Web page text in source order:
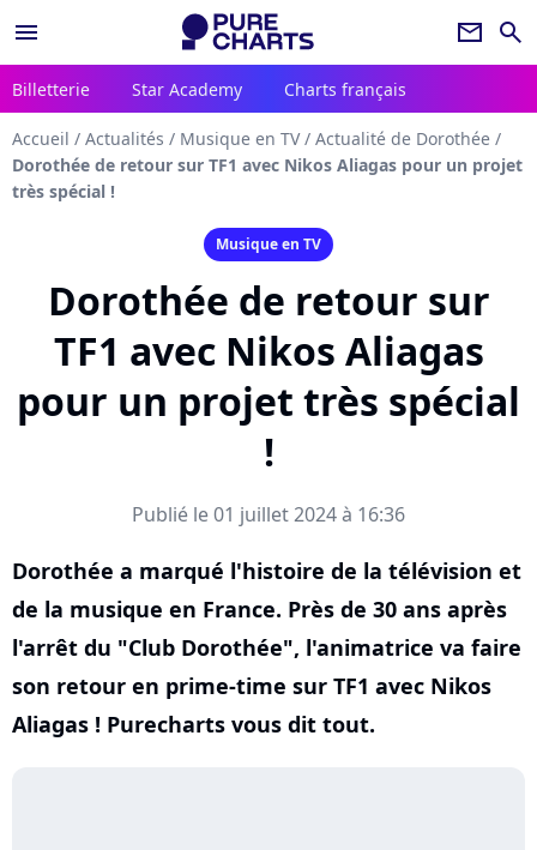
menu newsletter search
Billetterie Star Academy Charts français
Accueil / Actualités / Musique en TV / Actualité de Dorothée /
Dorothée de retour sur TF1 avec Nikos Aliagas pour un projet
très spécial !
Musique en TV
Dorothée de retour sur
TF1 avec Nikos Aliagas
pour un projet très spécial
!
Publié le 01 juillet 2024 à 16:36
Dorothée a marqué l'histoire de la télévision et
de la musique en France. Près de 30 ans après
l'arrêt du "Club Dorothée", l'animatrice va faire
son retour en prime-time sur TF1 avec Nikos
Aliagas ! Purecharts vous dit tout.